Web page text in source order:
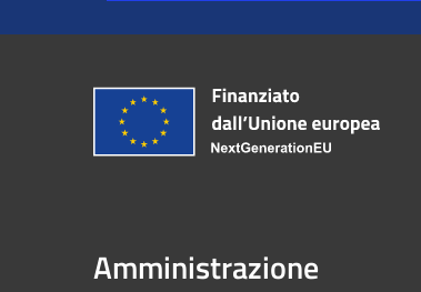
Amministrazione